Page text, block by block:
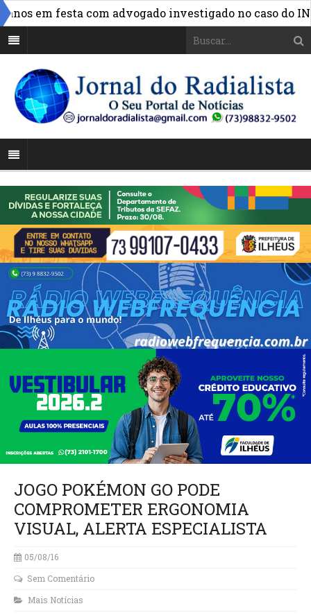
festa com advogado investigado no caso do INSS »
JOGO POKÉMON GO PODE
COMPROMETER ERGONOMIA
VISUAL, ALERTA ESPECIALISTA
05/08/16
Sem Comentário
Mais Notícias